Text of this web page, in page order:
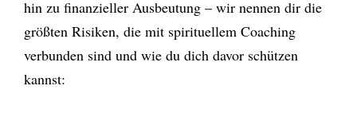
hin zu finanzieller Ausbeutung – wir nennen dir die
größten Risiken, die mit spirituellem Coaching
verbunden sind und wie du dich davor schützen
kannst: